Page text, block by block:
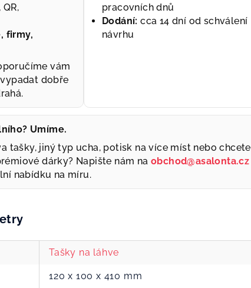
firmy,
vám
dobře
pracovních dnů
Dodání: cca 14 dní od schválení
návrhu
Umíme.
tašky, jiný typ ucha, potisk na více míst nebo chcete
dárky? Napište nám na obchod@asalonta.cz
nabídku na míru.
Tašky na láhve
120 x 100 x 410 mm